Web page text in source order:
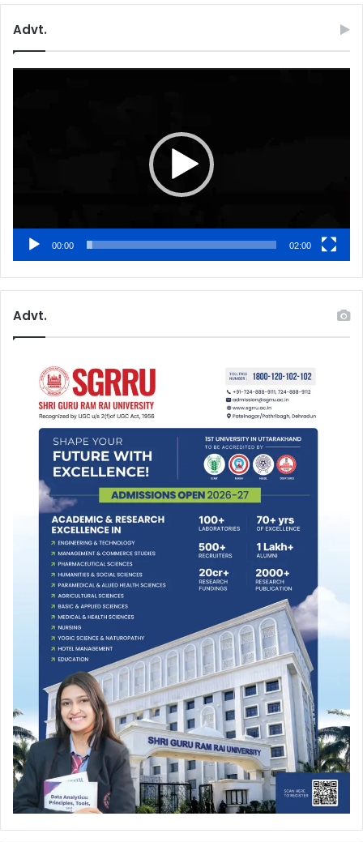
Advt.
00:00 02:00
Advt.